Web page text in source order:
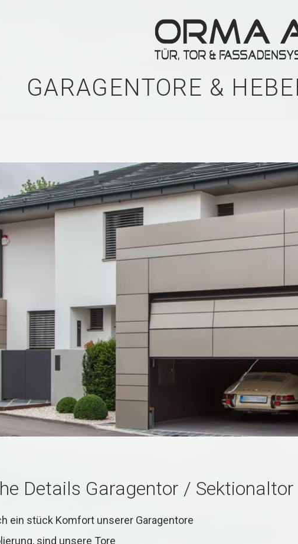
GARAGENTORE &
Details Garagentor / Sektionaltor
ein stück Komfort unserer Garagentore
sind unsere Tore